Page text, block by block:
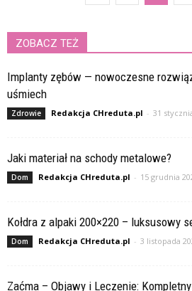
ZOBACZ TEŻ
Implanty zębów — nowoczesne
uśmiech
Zdrowie Redakcja CHreduta.pl - 31
Jaki materiał na schody metalowe?
Dom Redakcja CHreduta.pl - 15 grudnia
Kołdra z alpaki 200×220 – luksusowy
Dom Redakcja CHreduta.pl - 3 listopada
Zaćma – Objawy i Leczenie: